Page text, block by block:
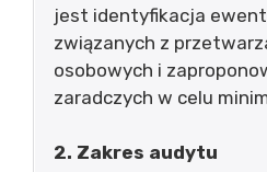
jest identyfikacja
związanych z
osobowych i
zaradczych w celu
2. Zakres audytu